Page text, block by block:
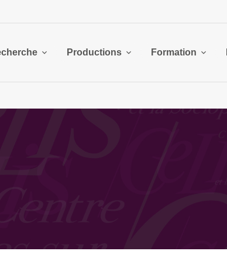
Productions Formation